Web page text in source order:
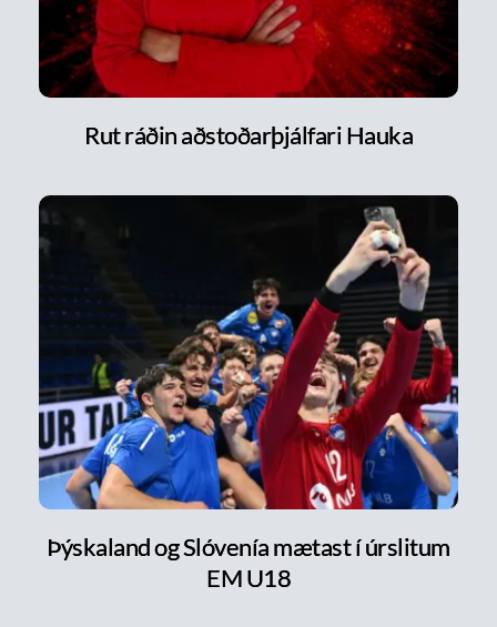
Rut ráðin aðstoðarþjálfari Hauka
Þýskaland og Slóvenía mætast í úrslitum
EM U18